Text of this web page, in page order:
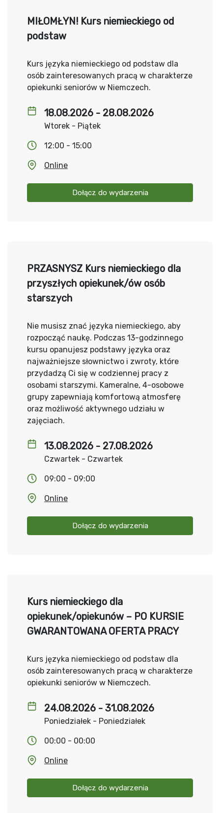
18.08.2026 - 28.08.2026
Wtorek - Piątek
12:00 - 15:00
Online
Dołącz do wydarzenia
MIŁOMŁYN! Kurs niemieckiego od
podstaw
Kurs języka niemieckiego od podstaw dla
osób zainteresowanych pracą w charakterze
opiekunki seniorów w Niemczech.
13.08.2026 - 27.08.2026
Czwartek - Czwartek
09:00 - 09:00
Online
Dołącz do wydarzenia
PRZASNYSZ Kurs niemieckiego dla
przyszłych opiekunek/ów osób
starszych
Nie musisz znać języka niemieckiego, aby
rozpocząć naukę. Podczas 13-godzinnego
kursu opanujesz podstawy języka oraz
najważniejsze słownictwo i zwroty, które
przydadzą Ci się w codziennej pracy z
osobami starszymi. Kameralne, 4-osobowe
grupy zapewniają komfortową atmosferę
oraz możliwość aktywnego udziału w
zajęciach.
24.08.2026 - 31.08.2026
Poniedziałek - Poniedziałek
00:00 - 00:00
Online
Dołącz do wydarzenia
Kurs niemieckiego dla
opiekunek/opiekunów – PO KURSIE
GWARANTOWANA OFERTA PRACY
Kurs języka niemieckiego od podstaw dla
osób zainteresowanych pracą w charakterze
opiekunki seniorów w Niemczech.